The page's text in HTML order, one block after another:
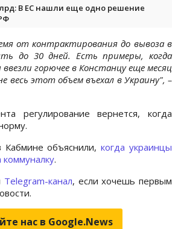
В ЕС нашли еще одно решение
от контрактирования до вывоза в
до 30 дней. Есть примеры, когда
горючее в Констанцу еще месяц
весь этот объем въехал в Украину", –
регулирование вернется, когда
Кабмине объяснили,когда украинцы
коммуналку.
Telegram-канал, если хочешь первым
нас в Google.News